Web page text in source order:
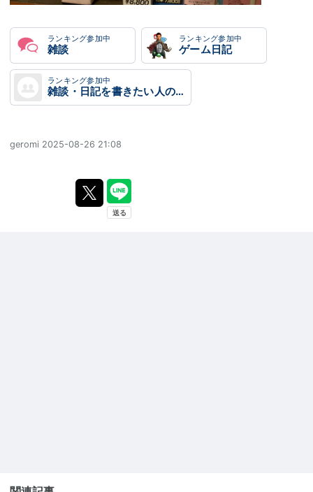
ランキング参加中
雑談
ランキング参加中
ゲーム日記
ランキング参加中
雑談・日記を書きたい人のグループ
geromi 2025-08-26 21:08